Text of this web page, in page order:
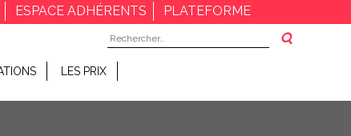
ESPACE ADHÉRENTS
PLATEFORME
Rechercher :
LES PRIX